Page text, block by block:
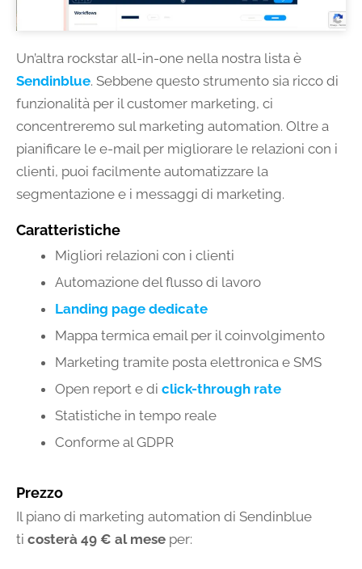
Un’altra rockstar all-in-one nella nostra lista è
Sendinblue. Sebbene questo strumento sia ricco di
funzionalità per il customer marketing, ci
concentreremo sul marketing automation. Oltre a
pianificare le e-mail per migliorare le relazioni con i
clienti, puoi facilmente automatizzare la
segmentazione e i messaggi di marketing.
Caratteristiche
Migliori relazioni con i clienti
Automazione del flusso di lavoro
Landing page dedicate
Mappa termica email per il coinvolgimento
Marketing tramite posta elettronica e SMS
Open report e di click-through rate
Statistiche in tempo reale
Conforme al GDPR
Prezzo
Il piano di marketing automation di Sendinblue
ti costerà 49 € al mese per: